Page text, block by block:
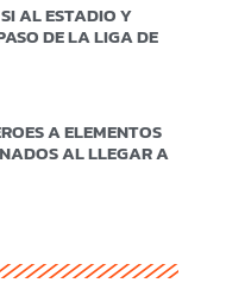
AL ESTADIO Y
DE LA LIGA DE
A ELEMENTOS
AL LLEGAR A